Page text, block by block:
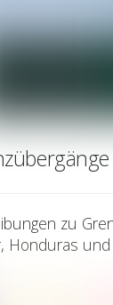
zu
Honduras